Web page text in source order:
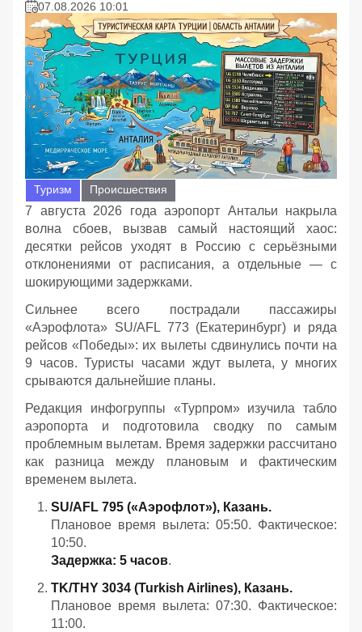
07.08.2026 10:01
Туризм Происшествия
7 августа 2026 года аэропорт Антальи накрыла
волна сбоев, вызвав самый настоящий хаос:
десятки рейсов уходят в Россию с серьёзными
отклонениями от расписания, а отдельные — с
шокирующими задержками.
Сильнее всего пострадали пассажиры
«Аэрофлота» SU/AFL 773 (Екатеринбург) и ряда
рейсов «Победы»: их вылеты сдвинулись почти на
9 часов. Туристы часами ждут вылета, у многих
срываются дальнейшие планы.
Редакция инфогруппы «Турпром» изучила табло
аэропорта и подготовила сводку по самым
проблемным вылетам. Время задержки рассчитано
как разница между плановым и фактическим
временем вылета.
SU/AFL 795 («Аэрофлот»), Казань.
Плановое время вылета: 05:50. Фактическое:
10:50.
Задержка: 5 часов.
TK/THY 3034 (Turkish Airlines), Казань.
Плановое время вылета: 07:30. Фактическое:
11:00.